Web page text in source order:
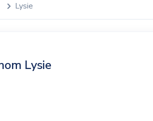
Lysie
Lysie